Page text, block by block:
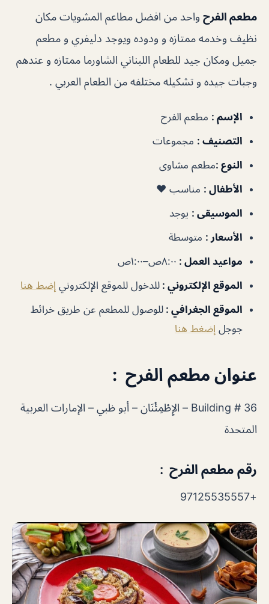
مطعم الفرح واحد من افضل مطاعم المشويات مكان
نظيف وخدمه ممتازه و ودوده ويوجد دليفري و مطعم
جميل ومكان جيد للطعام اللبناني الشاورما ممتازه و عندهم
وجبات جيده و تشكيله مختلفه من الطعام العربي .
الإسم : مطعم الفرح
التصنيف : مجموعات
النوع :مطعم مشاوى
الأطفال : مناسب ❤
الموسيقى : يوجد
الأسعار : متوسطة
مواعيد العمل : ٨:٠٠ص–١:٠٠ص
الموقع الإلكتروني : للدخول للموقع الإلكتروني إضط هنا
الموقع الجغرافي : للوصول للمطعم عن طريق خرائط
جوجل إضغط هنا
عنوان مطعم الفرح :
Building # 36 – الإِطْمِئْنَان – أبو ظبي – الإمارات العربية
المتحدة
رقم مطعم الفرح :
+97125535557